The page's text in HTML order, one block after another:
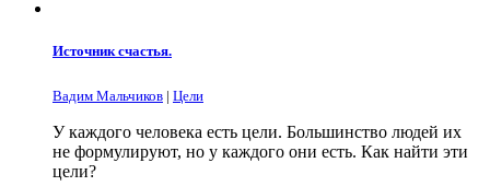
Источник счастья.
Вадим Мальчиков | Цели
У каждого человека есть цели. Большинство людей их
не формулируют, но у каждого они есть. Как найти эти
цели?